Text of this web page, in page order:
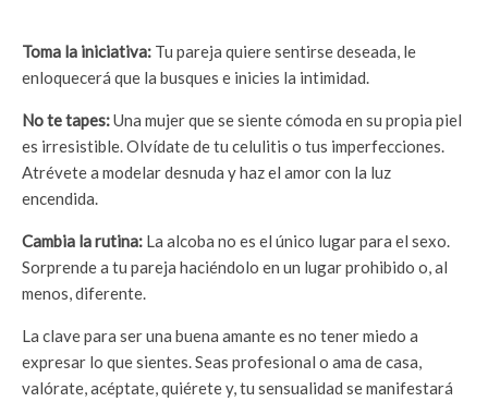
Toma la iniciativa: Tu pareja quiere sentirse deseada, le
enloquecerá que la busques e inicies la intimidad.
No te tapes:Una mujer que se siente cómoda en su propia piel
es irresistible. Olvídate de tu celulitis o tus imperfecciones.
Atrévete a modelar desnuda y haz el amor con la luz
encendida.
Cambia la rutina: La alcoba no es el único lugar para el sexo.
Sorprende a tu pareja haciéndolo en un lugar prohibido o, al
menos, diferente.
La clave para ser una buena amante es no tener miedo a
expresar lo que sientes. Seas profesional o ama de casa,
valórate, acéptate, quiérete y, tu sensualidad se manifestará